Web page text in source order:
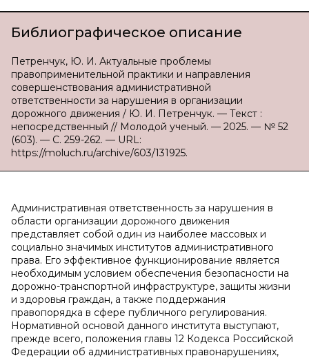
Библиографическое описание
Петренчук, Ю. И. Актуальные проблемы
правоприменительной практики и направления
совершенствования административной
ответственности за нарушения в организации
дорожного движения / Ю. И. Петренчук. — Текст :
непосредственный // Молодой ученый. — 2025. — № 52
(603). — С. 259-262. — URL:
https://moluch.ru/archive/603/131925.
Административная ответственность за нарушения в
области организации дорожного движения
представляет собой один из наиболее массовых и
социально значимых институтов административного
права. Его эффективное функционирование является
необходимым условием обеспечения безопасности на
дорожно-транспортной инфраструктуре, защиты жизни
и здоровья граждан, а также поддержания
правопорядка в сфере публичного регулирования.
Нормативной основой данного института выступают,
прежде всего, положения главы 12 Кодекса Российской
Федерации об административных правонарушениях,